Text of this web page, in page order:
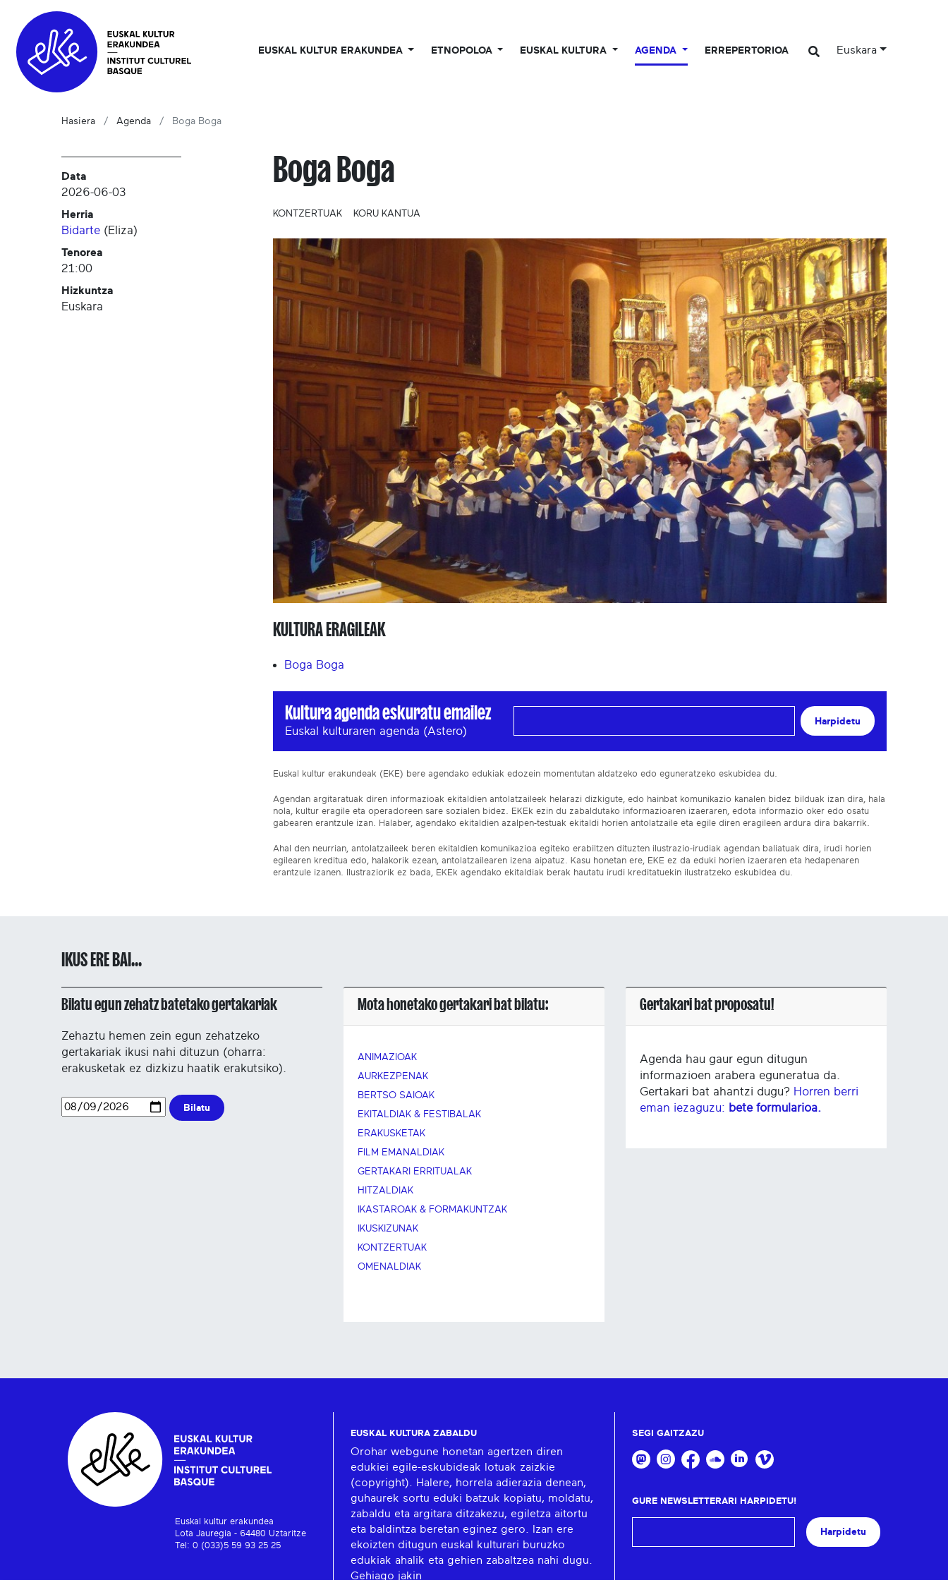
EUSKAL KULTUR ERAKUNDEA ETNOPOLOA EUSKAL KULTURA AGENDA ERREPERTORIOA Euskara
Hasiera Agenda Boga Boga
Data
2026-06-03
Herria
Bidarte (Eliza)
Tenorea
21:00
Hizkuntza
Euskara
Boga Boga
KONTZERTUAK KORU KANTUA
KULTURA ERAGILEAK
Boga Boga
Kultura agenda eskuratu emailez
Euskal kulturaren agenda (Astero)
Harpidetu
Euskal kultur erakundeak (EKE) bere agendako edukiak edozein momentutan aldatzeko edo eguneratzeko eskubidea du.
Agendan argitaratuak diren informazioak ekitaldien antolatzaileek helarazi dizkigute, edo hainbat komunikazio kanalen bidez bilduak izan dira, hala
nola, kultur eragile eta operadoreen sare sozialen bidez. EKEk ezin du zabaldutako informazioaren izaeraren, edota informazio oker edo osatu
gabearen erantzule izan. Halaber, agendako ekitaldien azalpen-testuak ekitaldi horien antolatzaile eta egile diren eragileen ardura dira bakarrik.
Ahal den neurrian, antolatzaileek beren ekitaldien komunikazioa egiteko erabiltzen dituzten ilustrazio-irudiak agendan baliatuak dira, irudi horien
egilearen kreditua edo, halakorik ezean, antolatzailearen izena aipatuz. Kasu honetan ere, EKE ez da eduki horien izaeraren eta hedapenaren
erantzule izanen. Ilustraziorik ez bada, EKEk agendako ekitaldiak berak hautatu irudi kreditatuekin ilustratzeko eskubidea du.
IKUS ERE BAI...
Bilatu egun zehatz batetako gertakariak
Zehaztu hemen zein egun zehatzeko
gertakariak ikusi nahi dituzun (oharra:
erakusketak ez dizkizu haatik erakutsiko).
Bilatu
Mota honetako gertakari bat bilatu:
ANIMAZIOAK
AURKEZPENAK
BERTSO SAIOAK
EKITALDIAK & FESTIBALAK
ERAKUSKETAK
FILM EMANALDIAK
GERTAKARI ERRITUALAK
HITZALDIAK
IKASTAROAK & FORMAKUNTZAK
IKUSKIZUNAK
KONTZERTUAK
OMENALDIAK
Gertakari bat proposatu!
Agenda hau gaur egun ditugun
informazioen arabera eguneratua da.
Gertakari bat ahantzi dugu? Horren berri
eman iezaguzu: bete formularioa.
Euskal kultur erakundea
Lota Jauregia - 64480 Uztaritze
Tel: 0 (033)5 59 93 25 25
EUSKAL KULTURA ZABALDU
Orohar webgune honetan agertzen diren
edukiei egile-eskubideak lotuak zaizkie
(copyright). Halere, horrela adierazia denean,
guhaurek sortu eduki batzuk kopiatu, moldatu,
zabaldu eta argitara ditzakezu, egiletza aitortu
eta baldintza beretan eginez gero. Izan ere
ekoizten ditugun euskal kulturari buruzko
edukiak ahalik eta gehien zabaltzea nahi dugu.
Gehiago jakin
SEGI GAITZAZU
GURE NEWSLETTERARI HARPIDETU!
Harpidetu